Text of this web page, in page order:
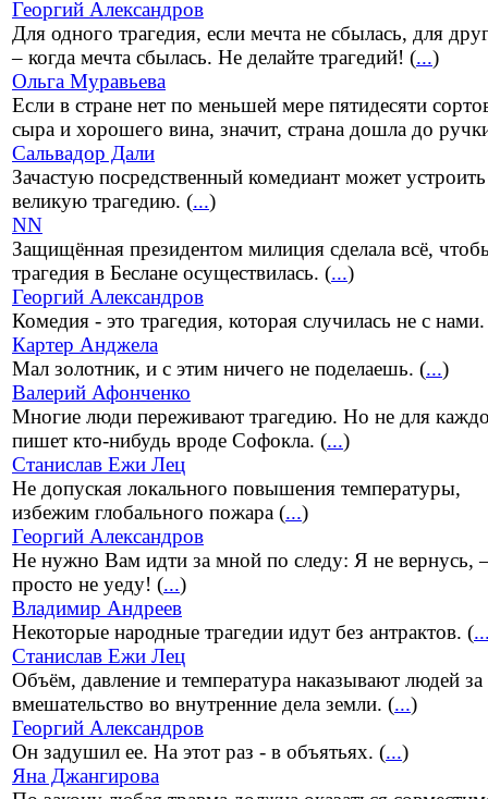
Георгий Александров
Для одного трагедия, если мечта не сбылась, для
– когда мечта сбылась. Не делайте трагедий! (...)
Ольга Муравьева
Если в стране нет по меньшей мере пятидесяти
сыра и хорошего вина, значит, страна дошла до
Сальвадор Дали
Зачастую посредственный комедиант может устроить
великую трагедию. (...)
NN
Защищённая президентом милиция сделала всё,
трагедия в Беслане осуществилась. (...)
Георгий Александров
Комедия - это трагедия, которая случилась не с
Картер Анджела
Мал золотник, и с этим ничего не поделаешь. (...)
Валерий Афонченко
Многие люди переживают трагедию. Но не для
пишет кто-нибудь вроде Софокла. (...)
Станислав Ежи Лец
Не допуская локального повышения температуры,
избежим глобального пожара (...)
Георгий Александров
Не нужно Вам идти за мной по следу: Я не вернусь,
просто не уеду! (...)
Владимир Андреев
Некоторые народные трагедии идут без антрактов. (
Станислав Ежи Лец
Объём, давление и температура наказывают людей за
вмешательство во внутренние дела земли. (...)
Георгий Александров
Он задушил ее. На этот раз - в объятьях. (...)
Яна Джангирова